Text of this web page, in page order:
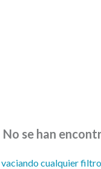
No se han
vaciando cualquier filtro